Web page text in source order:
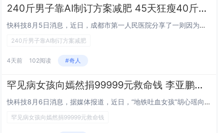
240斤男子靠AI制订方案减肥 45天狂瘦40斤险丧命！
快科技8月5日消息，近日，成都市第一人民医院分享了一则因为过度信任AI而导致的严重致病案例。成都34岁陈先生（化名）是一...
240斤男子靠AI制订方案减肥
4天前 102阅读 #奇人
罕见病女孩向嫣然捐99999元救命钱 李亚鹏发视频回应几度哽咽
快科技8月6日消息，据媒体报道，近日，“地铁吐血女孩”胡心瑶向嫣然天使基金捐赠99999元善款的爱心事件引发广泛关注。昨...
罕见病女孩向嫣然捐99999元救命钱